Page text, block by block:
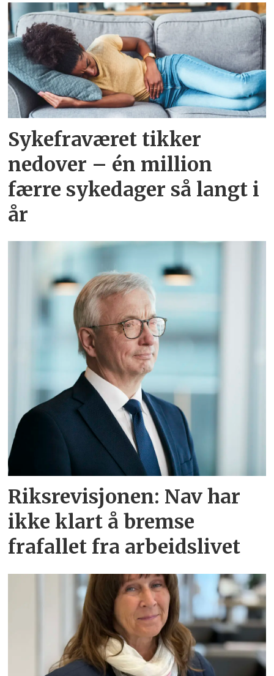
Sykefraværet tikker
nedover – én million
færre sykedager så langt i
år
Riksrevisjonen: Nav har
ikke klart å bremse
frafallet fra arbeidslivet